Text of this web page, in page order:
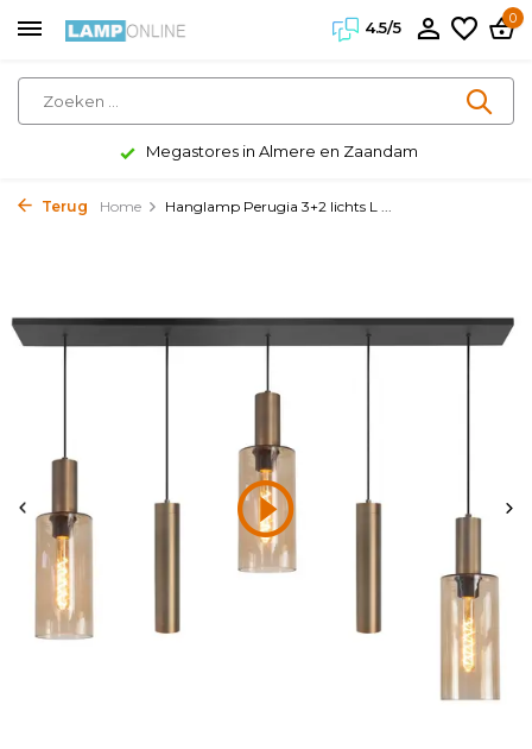
4.5/5
0
Megastores in Almere en Zaandam
Terug Home Hanglamp Perugia 3+2 lichts L ...